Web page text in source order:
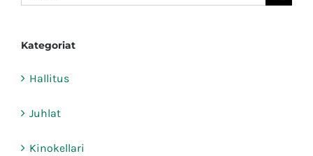
...
Kategoriat
Hallitus
Juhlat
Kinokellari